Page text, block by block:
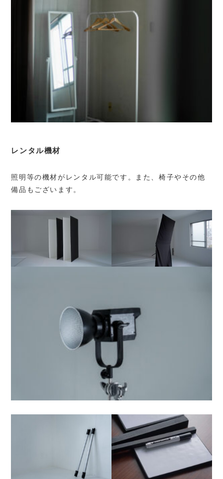
レンタル機材
照明等の機材がレンタル可能です。また、椅子やその他
備品もございます。